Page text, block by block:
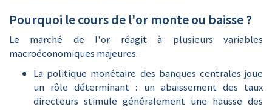
Pourquoi le cours de l'or monte ou baisse ?
Le marché de l'or réagit à plusieurs variables
macroéconomiques majeures.
La politique monétaire des banques centrales joue
un rôle déterminant : un abaissement des taux
directeurs stimule généralement une hausse des